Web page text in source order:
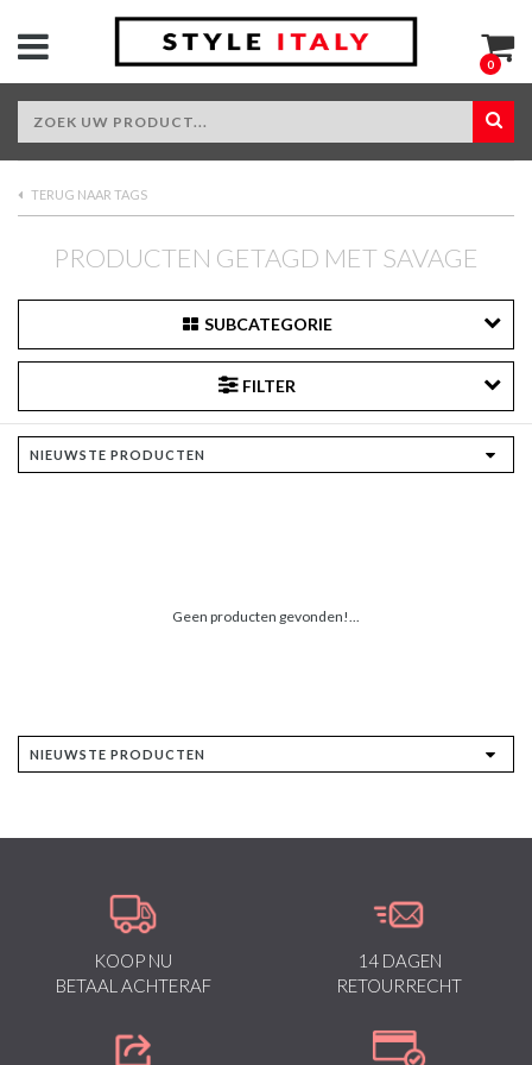
0
TERUG NAAR TAGS
PRODUCTEN GETAGD MET SAVAGE
SUBCATEGORIE
FILTER
Geen producten gevonden!...
KOOP NU
BETAAL ACHTERAF
14 DAGEN
RETOURRECHT